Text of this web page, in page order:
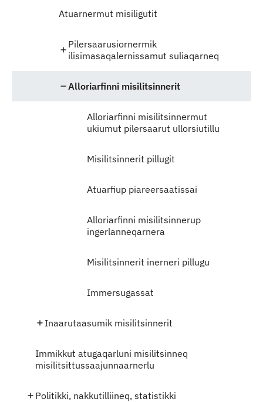
Atuarnermut misiligutit
Pilersaarusiornermik
ilisimasaqalernissamut suliaqarneq
Alloriarfinni misilitsinnerit
Alloriarfinni misilitsinnermut
ukiumut pilersaarut ullorsiutillu
Misilitsinnerit pillugit
Atuarfiup piareersaatissai
Alloriarfinni misilitsinnerup
ingerlanneqarnera
Misilitsinnerit inerneri pillugu
Immersugassat
Inaarutaasumik misilitsinnerit
Immikkut atugaqarluni misilitsinneq
misilitsittussaajunnaarnerlu
Politikki, nakkutilliineq, statistikki